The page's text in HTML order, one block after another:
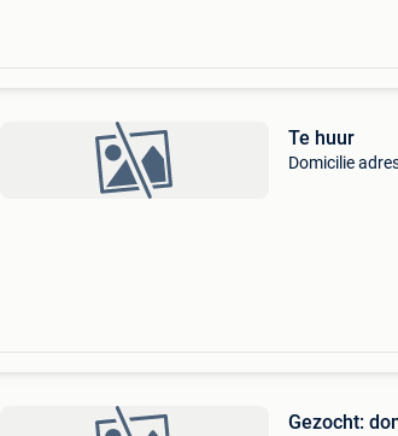
Te huur
Domicilie
Gezocht: